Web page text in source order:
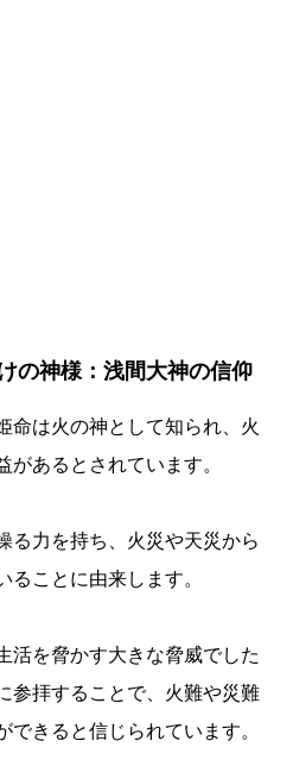
の神様：浅間大神の信仰
命は火の神として知られ、火
あるとされています。
る力を持ち、火災や天災から
ることに由来します。
活を脅かす大きな脅威でした
参拝することで、火難や災難
きると信じられています。